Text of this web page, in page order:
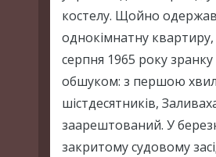
костелу. Щойно одержав
однокімнатну квартиру,
серпня 1965 року
обшуком: з першою
шістдесятників,
заарештований. У
закритому судовому